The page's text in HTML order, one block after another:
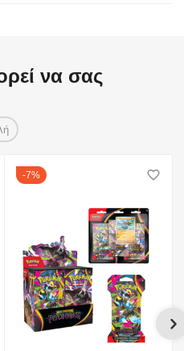
να σας
7%